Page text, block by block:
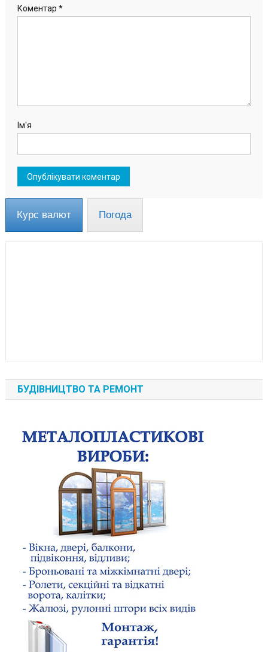
Коментар *
Ім'я
Курс валют Погода
БУДІВНИЦТВО ТА РЕМОНТ